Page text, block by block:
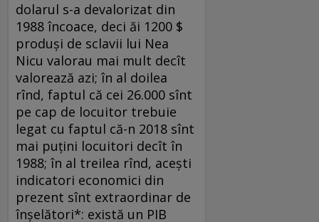
dolarul s-a devalorizat din
1988 încoace, deci ăi 1200 $
produși de sclavii lui Nea
Nicu valorau mai mult decît
valorează azi; în al doilea
rînd, faptul că cei 26.000 sînt
pe cap de locuitor trebuie
legat cu faptul că-n 2018 sînt
mai puțini locuitori decît în
1988; în al treilea rînd, acești
indicatori economici din
prezent sînt extraordinar de
înșelători*: există un PIB